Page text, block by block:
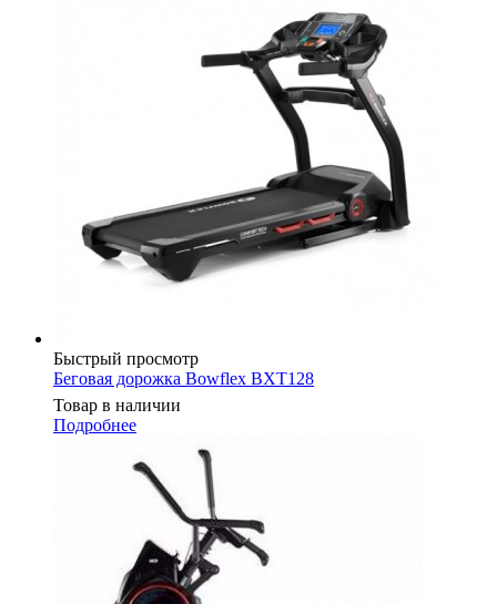
Быстрый просмотр
Беговая дорожка Bowflex BXT128
Товар в наличии
Подробнее